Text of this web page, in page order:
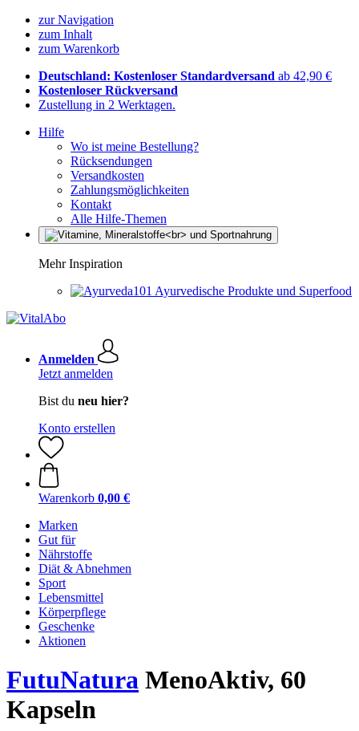
zur Navigation
zum Inhalt
zum Warenkorb
Deutschland: Kostenloser Standardversand ab 42,90 €
Kostenloser Rückversand
Zustellung in 2 Werktagen.
Hilfe
Wo ist meine Bestellung?
Rücksendungen
Versandkosten
Zahlungsmöglichkeiten
Kontakt
Alle Hilfe-Themen
Mehr Inspiration
Ayurvedische Produkte und Superfood
Anmelden
Jetzt anmelden
Bist du neu hier?
Konto erstellen
Warenkorb 0,00 €
Marken
Gut für
Nährstoffe
Diät & Abnehmen
Sport
Lebensmittel
Körperpflege
Geschenke
Aktionen
FutuNatura MenoAktiv, 60
Kapseln